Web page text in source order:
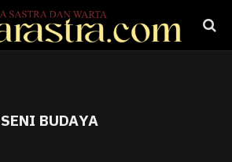
SENI BUDAYA